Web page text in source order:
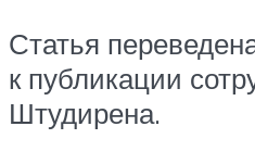
Статья
к публикации
Штудирена.